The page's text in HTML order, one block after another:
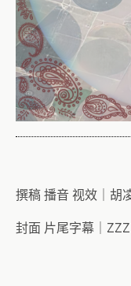
撰稿 播音 视效｜胡
封面 片尾字幕｜ZZZ